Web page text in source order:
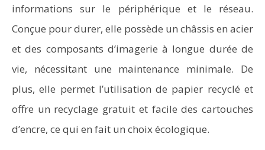
informations sur le périphérique et le réseau.
Conçue pour durer, elle possède un châssis en acier
et des composants d’imagerie à longue durée de
vie, nécessitant une maintenance minimale. De
plus, elle permet l’utilisation de papier recyclé et
offre un recyclage gratuit et facile des cartouches
d’encre, ce qui en fait un choix écologique.